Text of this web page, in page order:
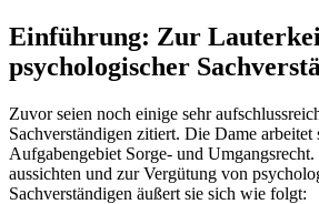
Einführung: Zur
psychologischer
Zuvor seien noch einige sehr
Sachverständigen zitiert. Die Dame
Aufgabengebiet Sorge- und
aussichten und zur Vergütung von
Sachverständigen äußert sie sich wie folgt: